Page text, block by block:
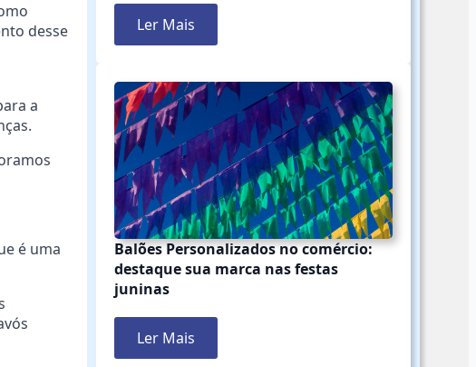
desse
a
é uma
Ler Mais
Balões Personalizados no comércio:
destaque sua marca nas festas
juninas
Ler Mais